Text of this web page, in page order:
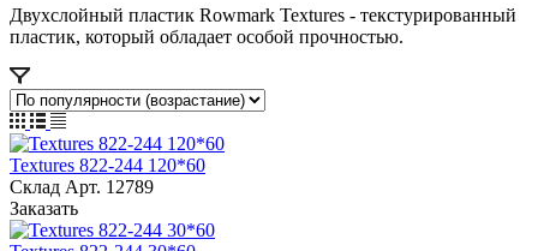
Двухслойный пластик Rowmark Textures - текстурированный
пластик, который обладает особой прочностью.
Textures 822-244 120*60
Склад Арт. 12789
Заказать